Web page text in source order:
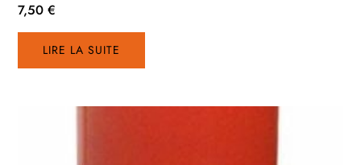
7,50€
LIRE LA SUITE